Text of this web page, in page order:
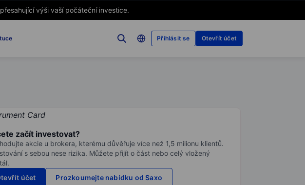
Přihlásit se Otevřít účet
výši vaší počáteční investice.
začít investovat?
akcie u brokera, kterému důvěřuje více než 1,5 milionu klientů.
s sebou nese rizika. Můžete přijít o část nebo celý vložený
účet
Prozkoumejte nabídku od Saxo